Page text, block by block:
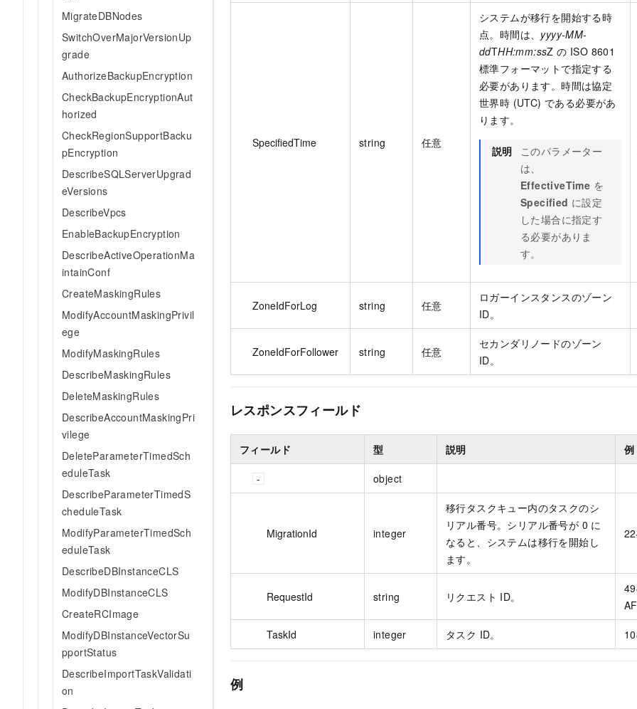
MigrateDBNodes
SwitchOverMajorVersionUp
grade
AuthorizeBackupEncryption
CheckBackupEncryptionAut
horized
CheckRegionSupportBacku
pEncryption
DescribeSQLServerUpgrad
eVersions
DescribeVpcs
EnableBackupEncryption
DescribeActiveOperationMa
intainConf
CreateMaskingRules
ModifyAccountMaskingPrivil
ege
ModifyMaskingRules
DescribeMaskingRules
DeleteMaskingRules
DescribeAccountMaskingPri
vilege
DeleteParameterTimedSch
eduleTask
DescribeParameterTimedS
cheduleTask
ModifyParameterTimedSch
eduleTask
DescribeDBInstanceCLS
ModifyDBInstanceCLS
CreateRCImage
ModifyDBInstanceVectorSu
pportStatus
DescribeImportTaskValidati
on
SpecifiedTime string 任意
システムが移行を開始する時
点。時間は、 yyyy-MM-
ddTHH:mm:ssZ の ISO 8601
標準フォーマットで指定する
必要があります。時間は協定
世界時 (UTC) である必要があ
ります。
説明
このパラメーター
は、
EffectiveTime を
Specified に設定
した場合に指定す
る必要がありま
す。
ZoneIdForLog string 任意
ロガーインスタンスのゾーン
ID。
ZoneIdForFollower string 任意
セカンダリノードのゾーン
ID。
レスポンスフィールド
フィールド 型 説明 例
object
MigrationId integer
移行タスクキュー内のタスクのシ
リアル番号。シリアル番号が 0 に
なると、システムは移行を開始し
ます。
RequestId string リクエスト ID。
TaskId integer タスク ID。
例